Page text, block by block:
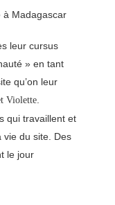
leur cursus
» en tant
qu’on leur
Violette.
qui travaillent et
vie du site. Des
le jour